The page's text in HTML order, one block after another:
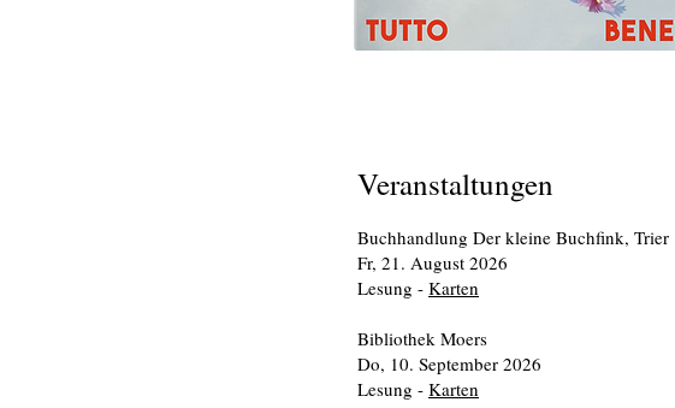
Veranstaltungen
Buchhandlung Der kleine Buchfink, Trier
Fr, 21. August 2026
Lesung - Karten
Bibliothek Moers
Do, 10. September 2026
Lesung - Karten